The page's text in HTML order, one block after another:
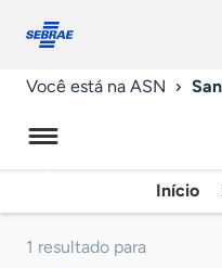
conosco
Você está na ASN
Início
1 resultado para